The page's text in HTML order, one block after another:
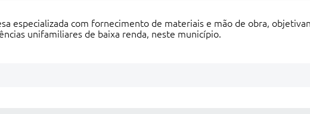
especializada com fornecimento de materiais e mão de obra,
unifamiliares de baixa renda, neste município.